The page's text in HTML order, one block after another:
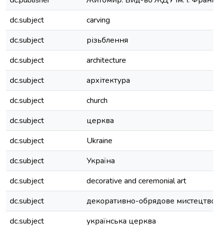
dc.subject
carving
dc.subject
різьблення
dc.subject
architecture
dc.subject
архітектура
dc.subject
church
dc.subject
церква
dc.subject
Ukraine
dc.subject
Україна
dc.subject
decorative and ceremonial art
dc.subject
декоративно-обрядове мистецтво
dc.subject
українська церква